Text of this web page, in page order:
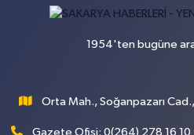
1954'ten bugüne
Orta Mah., Soğanpazarı
Gazete Ofisi: 0(264) 278 16